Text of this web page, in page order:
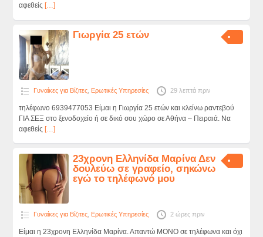
αφεθείς […]
Γιωργία 25 ετών
Γυναίκες για Βίζιτες, Ερωτικές Υπηρεσίες 29 λεπτά πριν
τηλέφωνο 6939477053 Είμαι η Γιωργία 25 ετών και κλείνω ραντεβού
ΓΙΑ ΣΕΞ στο ξενοδοχείο ή σε δικό σου χώρο σε Αθήνα – Πειραιά. Να
αφεθείς […]
23χρονη Ελληνίδα Μαρίνα Δεν
δουλεύω σε γραφείο, σηκώνω
εγώ το τηλέφωνό μου
Γυναίκες για Βίζιτες, Ερωτικές Υπηρεσίες 2 ώρες πριν
Είμαι η 23χρονη Ελληνίδα Μαρίνα. Απαντώ ΜΟΝΟ σε τηλέφωνα και όχι